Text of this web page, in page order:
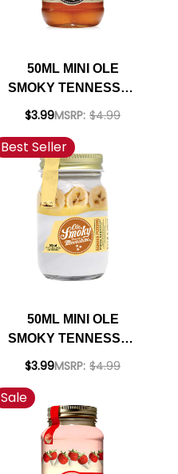
50ML MINI OLE
SMOKY TENNESSEE
APPLE PIE
$3.99MSRP: $4.99
Best Seller
50ML MINI OLE
SMOKY TENNESSEE
BANANA PUDDING
$3.99MSRP: $4.99
Sale